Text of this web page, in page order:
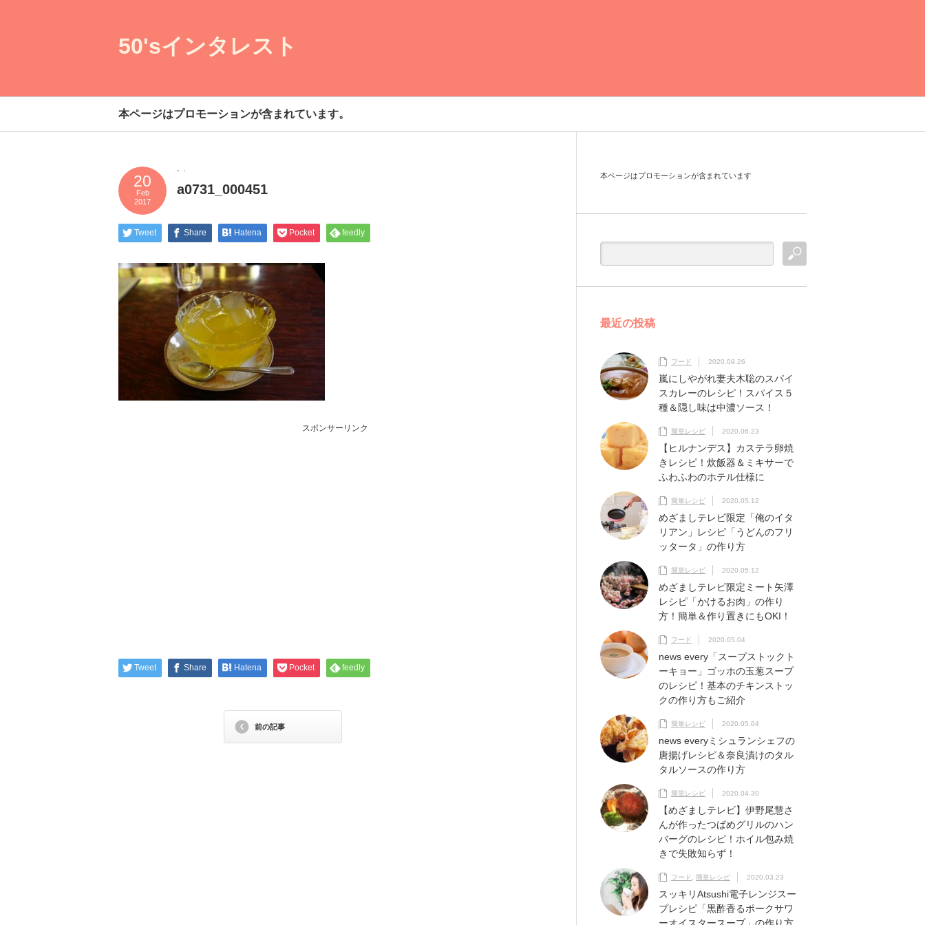
50'sインタレスト
本ページはプロモーションが含まれています。
20
Feb
2017
a0731_000451
Tweet Share Hatena Pocket feedly
スポンサーリンク
Tweet Share Hatena Pocket feedly
前の記事
本ページはプロモーションが含まれています
最近の投稿
フード 2020.09.26
嵐にしやがれ妻夫木聡のスパイ
スカレーのレシピ！スパイス５
種＆隠し味は中濃ソース！
簡単レシピ 2020.06.23
【ヒルナンデス】カステラ卵焼
きレシピ！炊飯器＆ミキサーで
ふわふわのホテル仕様に
簡単レシピ 2020.05.12
めざましテレビ限定「俺のイタ
リアン」レシピ「うどんのフリ
ッタータ」の作り方
簡単レシピ 2020.05.12
めざましテレビ限定ミート矢澤
レシピ「かけるお肉」の作り
方！簡単＆作り置きにもOKI！
フード 2020.05.04
news every「スープストックト
ーキョー」ゴッホの玉葱スープ
のレシピ！基本のチキンストッ
クの作り方もご紹介
簡単レシピ 2020.05.04
news everyミシュランシェフの
唐揚げレシピ＆奈良漬けのタル
タルソースの作り方
簡単レシピ 2020.04.30
【めざましテレビ】伊野尾慧さ
んが作ったつばめグリルのハン
バーグのレシピ！ホイル包み焼
きで失敗知らず！
フード 簡単レシピ 2020.03.23
スッキリAtsushi電子レンジスー
プレシピ「黒酢香るポークサワ